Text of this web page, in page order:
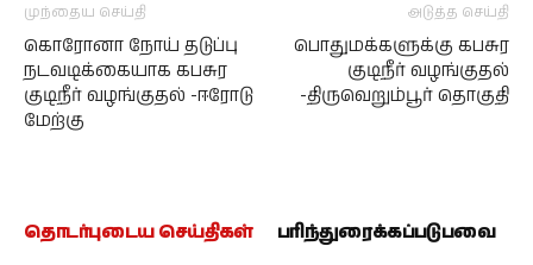
முந்தைய செய்தி
கொரோனா நோய் தடுப்பு
நடவடிக்கையாக கபசுர
குடிநீர் வழங்குதல் -ஈரோடு
மேற்கு
அடுத்த செய்தி
பொதுமக்களுக்கு கபசுர
குடிநீர் வழங்குதல்
-திருவெறும்பூர் தொகுதி
தொடர்புடைய செய்திகள் பரிந்துரைக்கப்படுபவை